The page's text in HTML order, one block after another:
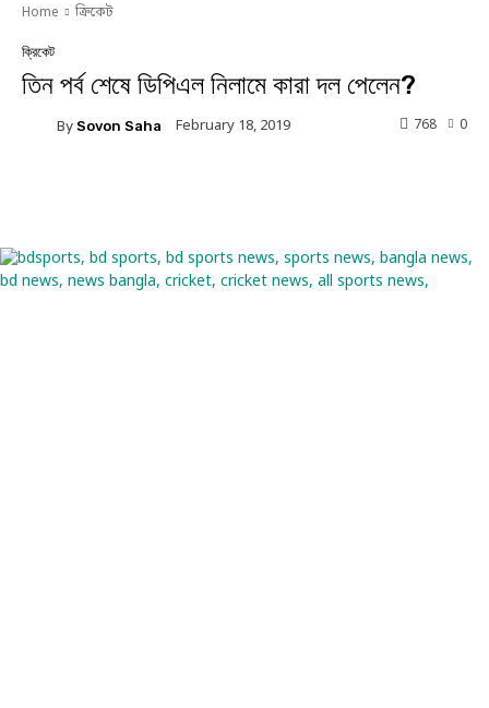
Home ক্রিকেট
ক্রিকেট
তিন পর্ব শেষে ডিপিএল নিলামে কারা দল পেলেন?
By Sovon Saha February 18, 2019 0
768